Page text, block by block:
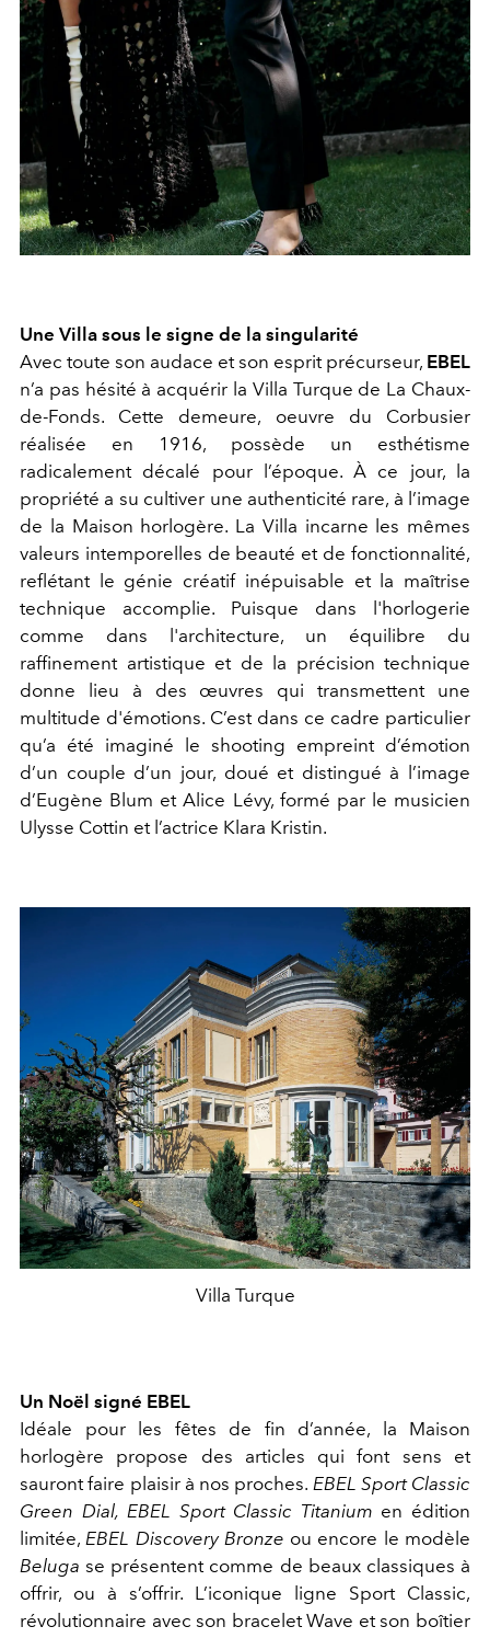
Une Villa sous le signe de la singularité
Avec toute son audace et son esprit précurseur, EBEL
n’a pas hésité à acquérir la Villa Turque de La Chaux-
de-Fonds. Cette demeure, oeuvre du Corbusier
réalisée en 1916, possède un esthétisme
radicalement décalé pour l’époque. À ce jour, la
propriété a su cultiver une authenticité rare, à l’image
de la Maison horlogère. La Villa incarne les mêmes
valeurs intemporelles de beauté et de fonctionnalité,
reflétant le génie créatif inépuisable et la maîtrise
technique accomplie. Puisque dans l'horlogerie
comme dans l'architecture, un équilibre du
raffinement artistique et de la précision technique
donne lieu à des œuvres qui transmettent une
multitude d'émotions. C’est dans ce cadre particulier
qu’a été imaginé le shooting empreint d’émotion
d’un couple d’un jour, doué et distingué à l’image
d’Eugène Blum et Alice Lévy, formé par le musicien
Ulysse Cottin et l’actrice Klara Kristin.
Villa Turque
Un Noël signé EBEL
Idéale pour les fêtes de fin d’année, la Maison
horlogère propose des articles qui font sens et
sauront faire plaisir à nos proches. EBEL Sport Classic
Green Dial, EBEL Sport Classic Titanium en édition
limitée,EBEL Discovery Bronze ou encore le modèle
Beluga se présentent comme de beaux classiques à
offrir, ou à s’offrir. L’iconique ligne Sport Classic,
révolutionnaire avec son bracelet Wave et son boîtier